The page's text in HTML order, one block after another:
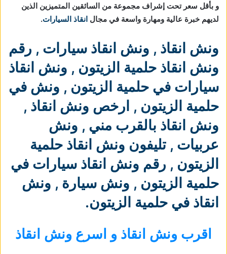
و بأقل سعر تحت إشراف مجموعة من السائقين المتميزين الذين
لديهم خبرة عالية ومهارة واسعة في مجال انقاذ السيارات.
ونش انقاذ , ونش انقاذ سيارات , رقم
ونش انقاذ حلمية الزيتون , ونش انقاذ
سيارات في حلمية الزيتون , ونش في
حلمية الزيتون , ارخص ونش انقاذ ,
ونش انقاذ بالقرب مني , ونش
عربيات , تليفون ونش انقاذ حلمية
الزيتون , رقم ونش انقاذ سيارات في
حلمية الزيتون , ونش سيارة , ونش
انقاذ في حلمية الزيتون.
اقرب ونش انقاذ و اسرع ونش انقاذ